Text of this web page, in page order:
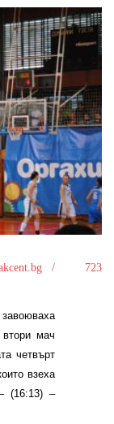
/ 723
втори мач
четвърт
взеха
(16:13) –